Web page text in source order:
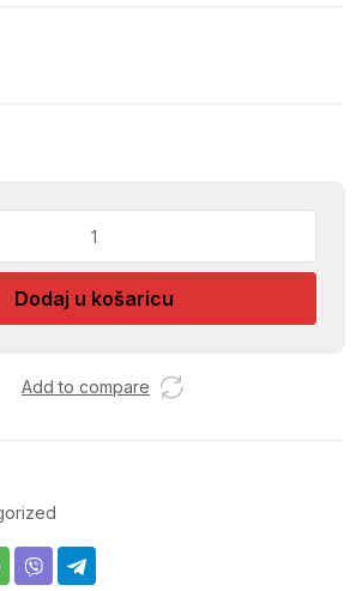
Dodaj u košaricu
Add to compare